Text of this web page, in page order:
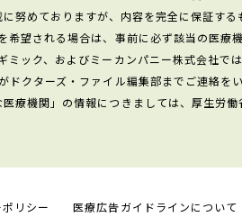
努めておりますが、内容を完全に保証する
希望される場合は、事前に必ず該当の医療
ック、およびミーカンパニー株式会社で
クターズ・ファイル編集部までご連絡を
療機関」の情報につきましては、厚生労働
リシー 医療広告ガイドラインについて